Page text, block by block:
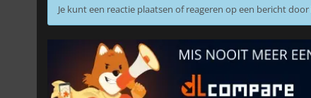
Je kunt een reactie plaatsen of reageren op een bericht door